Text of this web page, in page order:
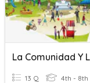
13 Q 4th - 8th